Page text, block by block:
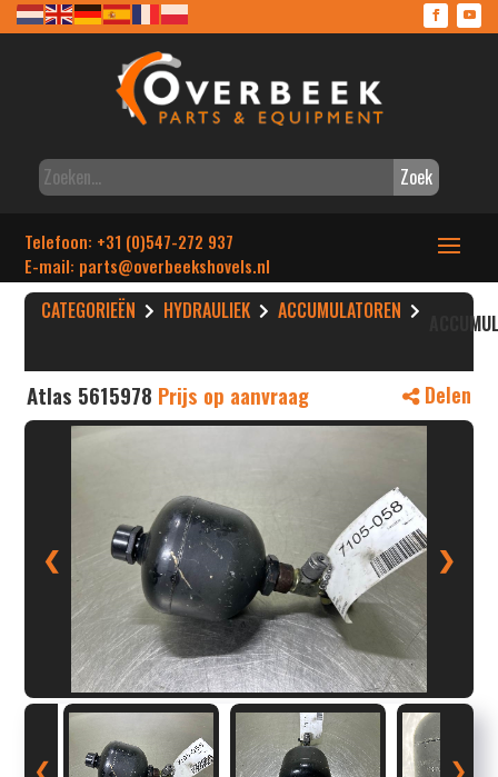
Zoek
Telefoon: +31 (0)547-272 937
E-mail: parts@overbeekshovels.nl
CATEGORIEËN HYDRAULIEK ACCUMULATOREN
Atlas 5615978 Prijs op aanvraag Delen
❮ ❯
❮ ❯